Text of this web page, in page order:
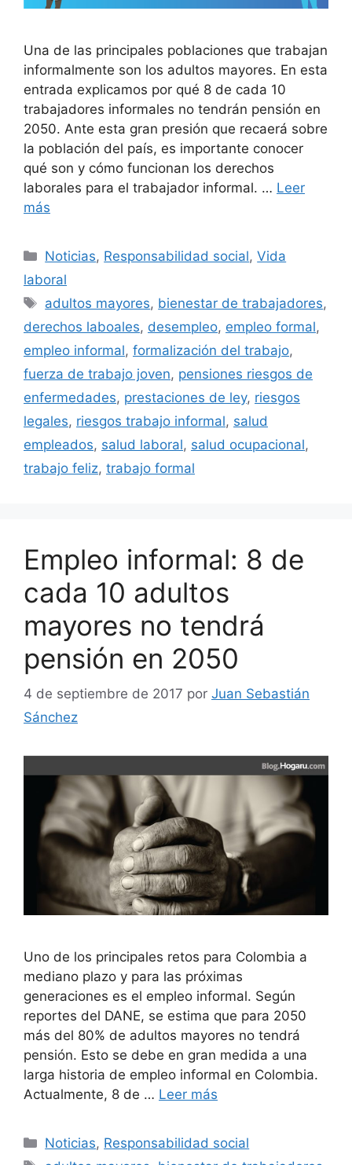
Una de las principales poblaciones que trabajan
informalmente son los adultos mayores. En esta
entrada explicamos por qué 8 de cada 10
trabajadores informales no tendrán pensión en
2050. Ante esta gran presión que recaerá sobre
la población del país, es importante conocer
qué son y cómo funcionan los derechos
laborales para el trabajador informal. … Leer
más
Categorías
Noticias, Responsabilidad social,Vida
laboral
Etiquetas
adultos mayores, bienestar de trabajadores,
derechos laboales, desempleo, empleo formal,
empleo informal, formalización del trabajo,
fuerza de trabajo joven, pensiones riesgos de
enfermedades, prestaciones de ley, riesgos
legales, riesgos trabajo informal, salud
empleados, salud laboral, salud ocupacional,
trabajo feliz, trabajo formal
Empleo informal: 8 de
cada 10 adultos
mayores no tendrá
pensión en 2050
4 de septiembre de 2017 por Juan Sebastián
Sánchez
Uno de los principales retos para Colombia a
mediano plazo y para las próximas
generaciones es el empleo informal. Según
reportes del DANE, se estima que para 2050
más del 80% de adultos mayores no tendrá
pensión. Esto se debe en gran medida a una
larga historia de empleo informal en Colombia.
Actualmente, 8 de … Leer más
Categorías
Noticias, Responsabilidad social